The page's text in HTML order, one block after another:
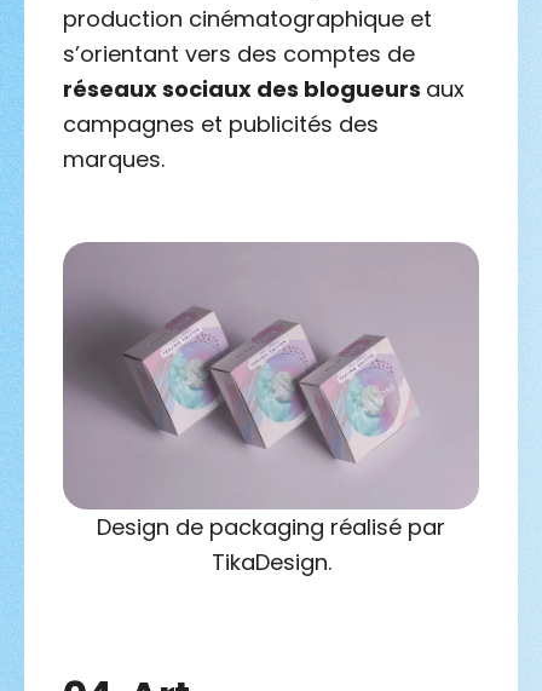
production cinématographique et
s’orientant vers des comptes de
réseaux sociaux des blogueurs aux
campagnes et publicités des
marques.
Design de packaging réalisé par
TikaDesign.